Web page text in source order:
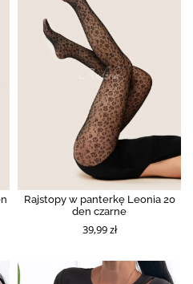
Rajstopy w panterkę Leonia 20
den czarne
39,99 zł